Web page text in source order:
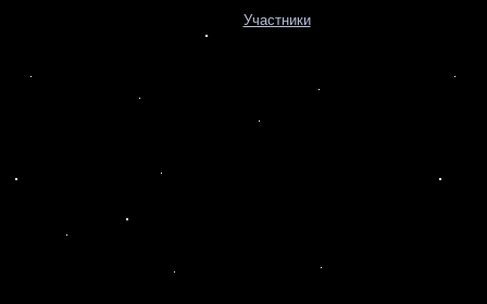
Участники